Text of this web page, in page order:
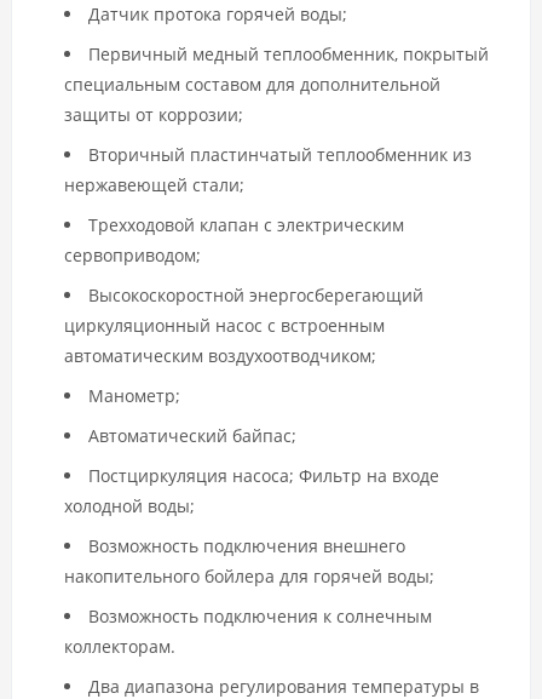
Датчик протока горячей воды;
Первичный медный теплообменник, покрытый
специальным составом для дополнительной
защиты от коррозии;
Вторичный пластинчатый теплообменник из
нержавеющей стали;
Трехходовой клапан с электрическим
сервоприводом;
Высокоскоростной энергосберегающий
циркуляционный насос с встроенным
автоматическим воздухоотводчиком;
Манометр;
Автоматический байпас;
Постциркуляция насоса; Фильтр на входе
холодной воды;
Возможность подключения внешнего
накопительного бойлера для горячей воды;
Возможность подключения к солнечным
коллекторам.
Два диапазона регулирования температуры в